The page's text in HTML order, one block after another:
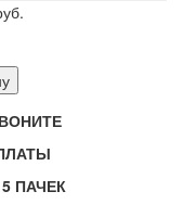
ПАЧЕК